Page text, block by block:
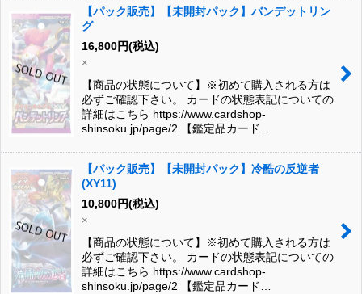
【パック販売】【未開封パック】バンデットリン
グ
16,800円(税込)
×
【商品の状態について】※初めて購入される方は
必ずご確認下さい。 カードの状態表記についての
詳細はこちら https://www.cardshop-
shinsoku.jp/page/2 【鑑定品カード…
【パック販売】【未開封パック】冷酷の反逆者
(XY11)
10,800円(税込)
×
【商品の状態について】※初めて購入される方は
必ずご確認下さい。 カードの状態表記についての
詳細はこちら https://www.cardshop-
shinsoku.jp/page/2 【鑑定品カード…